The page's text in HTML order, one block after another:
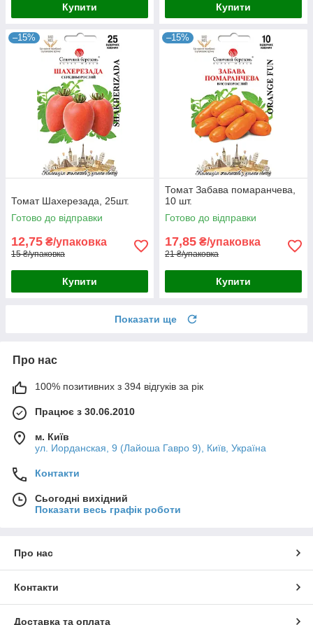
Купити Купити
–15%
Томат Шахерезада, 25шт.
Готово до відправки
12,75 ₴/упаковка
15 ₴/упаковка
Купити
–15%
Томат Забава помаранчева,
10 шт.
Готово до відправки
17,85 ₴/упаковка
21 ₴/упаковка
Купити
Показати ще
Про нас
100% позитивних з 394 відгуків за рік
Працює з 30.06.2010
м. Київ
ул. Иорданская, 9 (Лайоша Гавро 9), Київ, Україна
Контакти
Сьогодні вихідний
Показати весь графік роботи
Про нас
Контакти
Доставка та оплата